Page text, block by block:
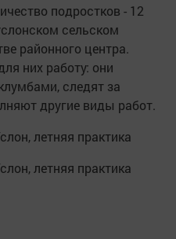
подростков - 12
сельском
районного центра.
них работу: они
следят за
другие виды работ.